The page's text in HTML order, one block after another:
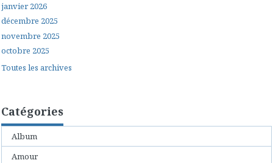
janvier 2026
décembre 2025
novembre 2025
octobre 2025
Toutes les archives
Catégories
Album
Amour